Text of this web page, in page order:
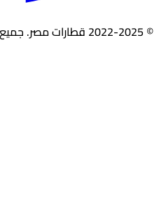
© 2022-2025 قطارات مصر. جميع الحقوق محفوظة.